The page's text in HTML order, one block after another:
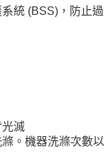
統 (BSS)，防止過
滅
。機器洗滌次數以